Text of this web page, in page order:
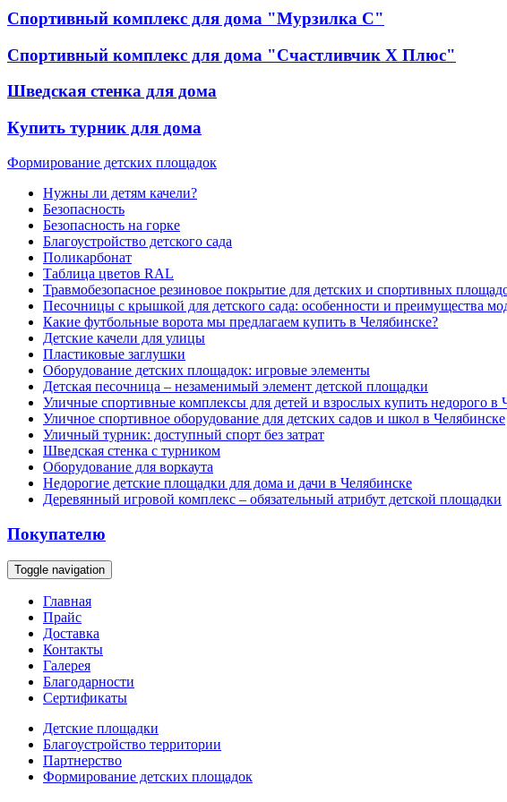
Спортивный комплекс для дома "Мурзилка С"
Спортивный комплекс для дома "Счастливчик Х Плюс"
Шведская стенка для дома
Купить турник для дома
Формирование детских площадок
Нужны ли детям качели?
Безопасность
Безопасность на горке
Благоустройство детского сада
Поликарбонат
Таблица цветов RAL
Травмобезопасное резиновое покрытие для детских и спортивных
Песочницы с крышкой для детского сада: особенности и преимущества
Какие футбольные ворота мы предлагаем купить в Челябинске?
Детские качели для улицы
Пластиковые заглушки
Оборудование детских площадок: игровые элементы
Детская песочница – незаменимый элемент детской площадки
Уличные спортивные комплексы для детей и взрослых купить недорого в
Уличное спортивное оборудование для детских садов и школ в Челябинске
Уличный турник: доступный спорт без затрат
Шведская стенка с турником
Оборудование для воркаута
Недорогие детские площадки для дома и дачи в Челябинске
Деревянный игровой комплекс – обязательный атрибут детской площадки
Покупателю
Toggle navigation
Главная
Прайс
Доставка
Контакты
Галерея
Благодарности
Сертификаты
Детские площадки
Благоустройство территории
Партнерство
Формирование детских площадок